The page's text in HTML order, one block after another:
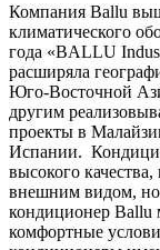
Компания Ballu
климатического
года «BALLU
расширяла
Юго-Восточной
другим
проекты в
Испании.
высокого
внешним видом, но
кондиционер Ballu
комфортные